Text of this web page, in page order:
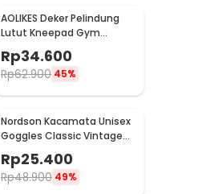
AOLIKES Deker Pelindung
Lutut Kneepad Gym
Fitness 1 PCS L - A-7720
Rp34.600
Rp62.900 45%
Nordson Kacamata Unisex
Goggles Classic Vintage
ND1008
Rp25.400
Rp48.900 49%